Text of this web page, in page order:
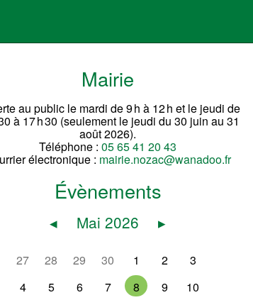
Mairie
au public le mardi de 9 h à 12 h et le jeudi de
à 17 h 30 (seulement le jeudi du 30 juin au 31
août 2026).
Téléphone :05 65 41 20 43
électronique : mairie.nozac@wanadoo.fr
Évènements
◂ Mai 2026 ▸
27 28 29 30 1 2
3
4
5 6 7 8 9
10